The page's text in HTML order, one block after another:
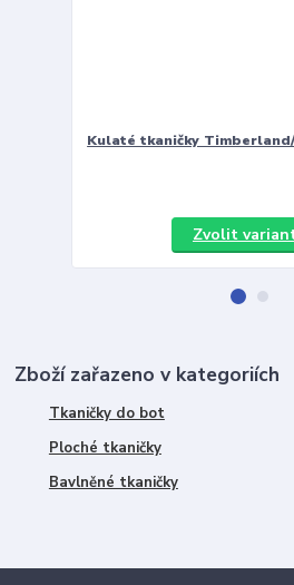
Kulaté tkaničky
Zvolit
Zboží zařazeno v kategoriích
Tkaničky do bot
Ploché tkaničky
Bavlněné tkaničky